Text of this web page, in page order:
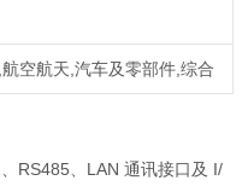
空航天,汽车及零部件,综合
RS485、LAN 通讯接口及 I/